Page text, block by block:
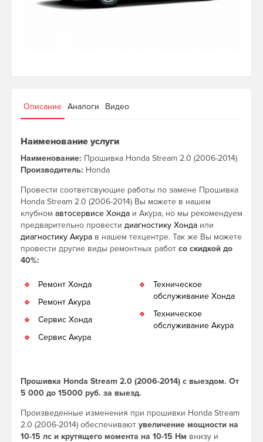
Описание Аналоги Видео
Наименование услуги
Наименование: Прошивка Honda Stream 2.0 (2006-2014)
Производитель: Honda
Провести соответсвующие работы по замене Прошивка
Honda Stream 2.0 (2006-2014) Вы можете в нашем
клубном автосервисе Хонда и Акура, но мы рекомендуем
предварительно провести диагностику Хонда или
диагностику Акура в нашем техцентре. Так же Вы можете
провести другие виды ремонтных работ со скидкой до
40%:
Ремонт Хонда
Ремонт Акура
Сервис Хонда
Сервис Акура
Техническое
обслуживание Хонда
Техническое
обслуживание Акура
Прошивка Honda Stream 2.0 (2006-2014) с выездом. От
5 000 до 15000 руб. за выезд.
Произведенные изменения при прошивки Honda Stream
2.0 (2006-2014) обеспечивают увеличение мощности на
10-15 лс и крутящего момента на 10-15 Нм внизу и